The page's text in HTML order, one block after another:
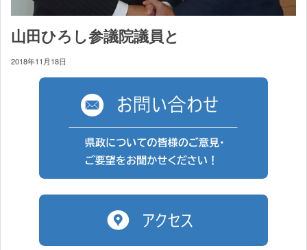
山田ひろし参議院議員と
2018年11月18日